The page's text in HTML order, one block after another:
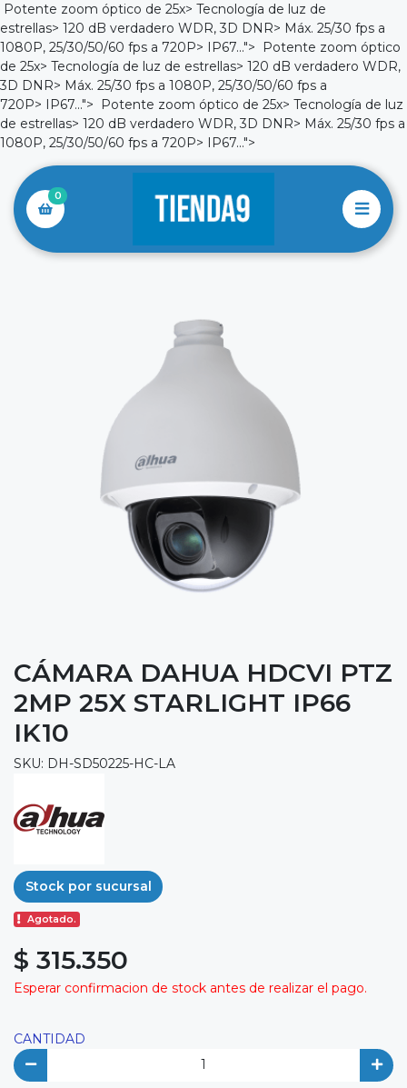
Potente zoom óptico de 25x> Tecnología de luz de
estrellas> 120 dB verdadero WDR, 3D DNR> Máx. 25/30 fps a
1080P, 25/30/50/60 fps a 720P> IP67...">
Potente zoom óptico
de 25x> Tecnología de luz de estrellas> 120 dB verdadero WDR,
3D DNR> Máx. 25/30 fps a 1080P, 25/30/50/60 fps a
720P> IP67...">
Potente zoom óptico de 25x> Tecnología de luz
de estrellas> 120 dB verdadero WDR, 3D DNR> Máx. 25/30 fps a
1080P, 25/30/50/60 fps a 720P> IP67...">
0
CÁMARA DAHUA HDCVI PTZ
2MP 25X STARLIGHT IP66
IK10
SKU: DH-SD50225-HC-LA
Stock por sucursal
Agotado.
$ 315.350
Esperar confirmacion de stock antes de realizar el pago.
CANTIDAD